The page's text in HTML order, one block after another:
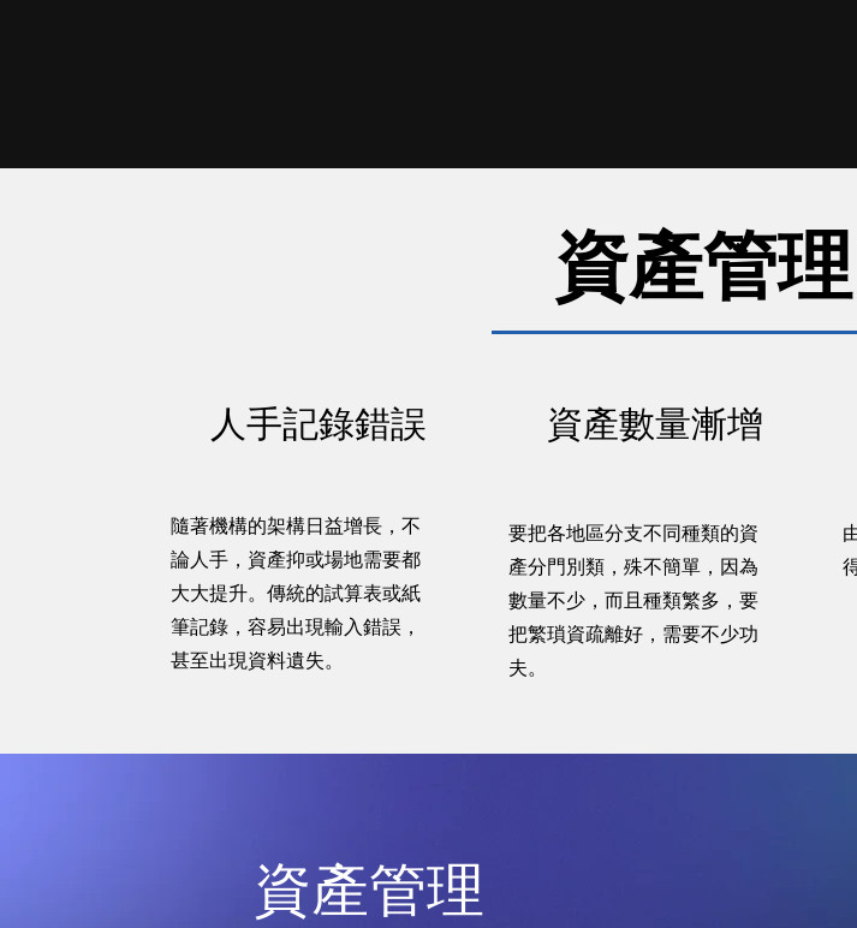
資產管
人手記錄錯誤
隨著機構的架構日益增長，不
論人手，資產抑或場地需要都
大大提升。傳統的試算表或紙
筆記錄，容易出現輸入錯誤，
甚至出現資料遺失。
資產數量漸增
要把各地區分支不同種類的資
產分門別類，殊不簡單，因為
數量不少，而且種類繁多，要
把繁瑣資疏離好，需要不少功
夫。
資產管理